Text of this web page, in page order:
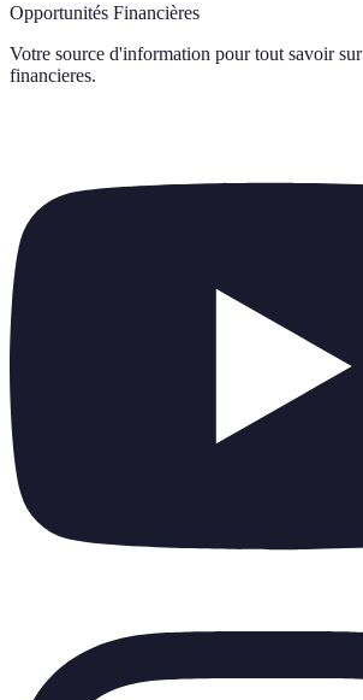
Opportunités Financières
Votre source d'information pour tout savoir sur
financieres.